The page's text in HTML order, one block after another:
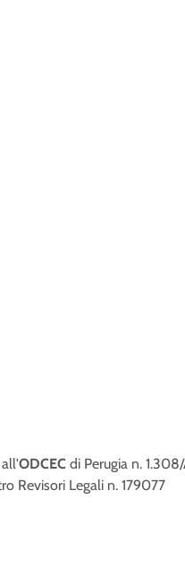
ODCEC di Perugia n.
Revisori Legali n. 179077